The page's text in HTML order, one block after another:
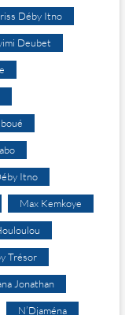
Déby Itno
Deubet
Itno
Max Kemkoye
Trésor
Jonathan
N’Djaména